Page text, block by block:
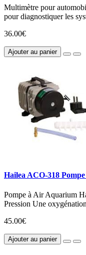
Multimètre pour
pour diagnostiquer les
36.00€
Ajouter au panier
Hailea ACO-318
Pompe à Air Aquarium
Pression Une
45.00€
Ajouter au panier